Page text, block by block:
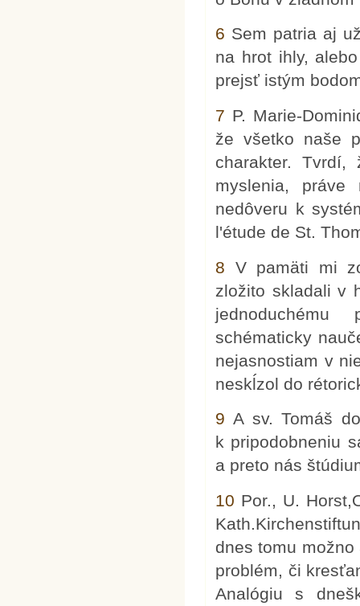
6 Sem patria aj
na hrot ihly,
prejsť istým
7 P. Marie-
že všetko naše
charakter. Tvrdí,
myslenia,
nedôveru k
l'étude de St.
8 V pamäti mi
zložito skladali v
schématicky
nejasnostiam v
neskĺzol do
9 A sv. Tomáš
k pripodobneniu
a preto nás
10 Por., U.
dnes tomu
problém, či
Analógiu s